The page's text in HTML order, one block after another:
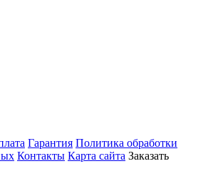
Гарантия Политика обработки
Контакты Карта сайта Заказать